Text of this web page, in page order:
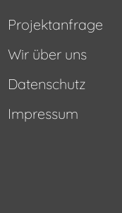
Projektanfrage
Wir über uns
Datenschutz
Impressum